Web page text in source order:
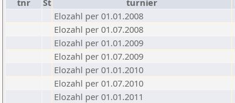
tnr
St turnier
Elozahl per 01.01.2008
Elozahl per 01.07.2008
Elozahl per 01.01.2009
Elozahl per 01.07.2009
Elozahl per 01.01.2010
Elozahl per 01.07.2010
Elozahl per 01.01.2011